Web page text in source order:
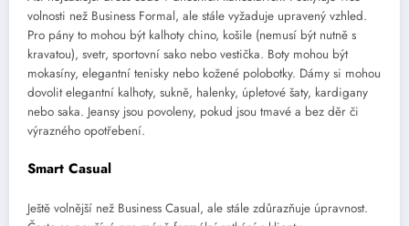
volnosti než Business Formal, ale stále vyžaduje upravený vzhled.
Pro pány to mohou být kalhoty chino, košile (nemusí být nutně s
kravatou), svetr, sportovní sako nebo vestička. Boty mohou být
mokasíny, elegantní tenisky nebo kožené polobotky. Dámy si mohou
dovolit elegantní kalhoty, sukně, halenky, úpletové šaty, kardigany
nebo saka. Jeansy jsou povoleny, pokud jsou tmavé a bez děr či
výrazného opotřebení.
Smart Casual
Ještě volnější než Business Casual, ale stále zdůrazňuje úpravnost.